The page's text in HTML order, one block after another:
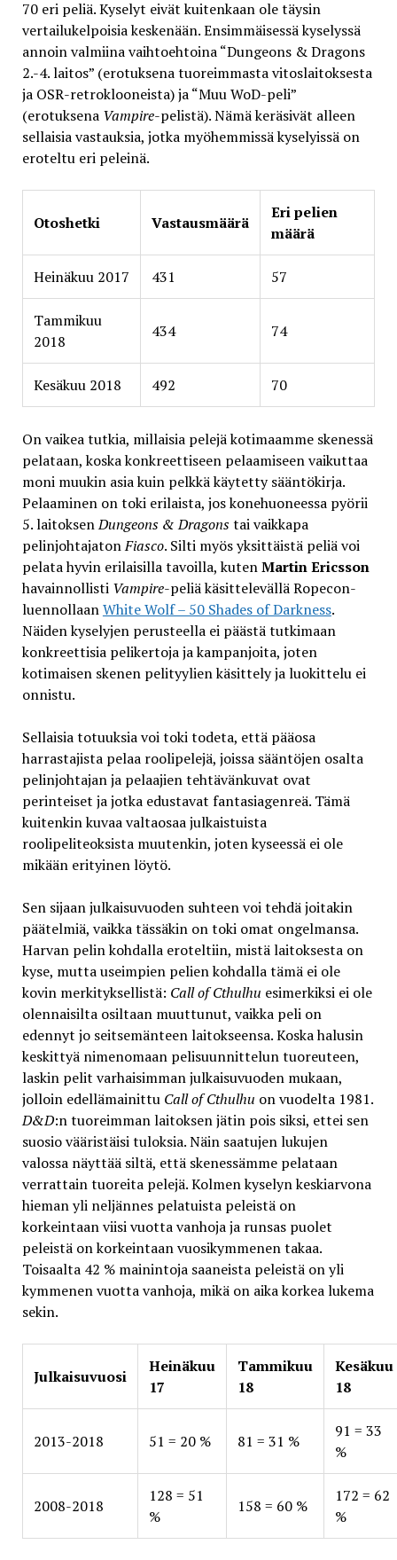
70 eri peliä. Kyselyt eivät kuitenkaan ole täysin
vertailukelpoisia keskenään. Ensimmäisessä kyselyssä
annoin valmiina vaihtoehtoina “Dungeons & Dragons
2.-4. laitos” (erotuksena tuoreimmasta vitoslaitoksesta
ja OSR-retroklooneista) ja “Muu WoD-peli”
(erotuksena Vampire-pelistä). Nämä keräsivät alleen
sellaisia vastauksia, jotka myöhemmissä kyselyissä on
eroteltu eri peleinä.
Otoshetki Vastausmäärä
Eri pelien
määrä
Heinäkuu 2017 431 57
Tammikuu
2018
434 74
Kesäkuu 2018 492 70
On vaikea tutkia, millaisia pelejä kotimaamme skenessä
pelataan, koska konkreettiseen pelaamiseen vaikuttaa
moni muukin asia kuin pelkkä käytetty sääntökirja.
Pelaaminen on toki erilaista, jos konehuoneessa pyörii
5. laitoksenDungeons & Dragonstai vaikkapa
pelinjohtajatonFiasco. Silti myös yksittäistä peliä voi
pelata hyvin erilaisilla tavoilla, kutenMartin Ericsson
havainnollisti Vampire-peliä käsittelevällä Ropecon-
luennollaanWhite Wolf – 50 Shades of Darkness.
Näiden kyselyjen perusteella ei päästä tutkimaan
konkreettisia pelikertoja ja kampanjoita, joten
kotimaisen skenen pelityylien käsittely ja luokittelu ei
onnistu.
Sellaisia totuuksia voi toki todeta, että pääosa
harrastajista pelaa roolipelejä, joissa sääntöjen osalta
pelinjohtajan ja pelaajien tehtävänkuvat ovat
perinteiset ja jotka edustavat fantasiagenreä. Tämä
kuitenkin kuvaa valtaosaa julkaistuista
roolipeliteoksista muutenkin, joten kyseessä ei ole
mikään erityinen löytö.
Sen sijaan julkaisuvuoden suhteen voi tehdä joitakin
päätelmiä, vaikka tässäkin on toki omat ongelmansa.
Harvan pelin kohdalla eroteltiin, mistä laitoksesta on
kyse, mutta useimpien pelien kohdalla tämä ei ole
kovin merkityksellistä: Call of Cthulhu esimerkiksi ei ole
olennaisilta osiltaan muuttunut, vaikka peli on
edennyt jo seitsemänteen laitokseensa. Koska halusin
keskittyä nimenomaan pelisuunnittelun tuoreuteen,
laskin pelit varhaisimman julkaisuvuoden mukaan,
jolloin edellämainittu Call of Cthulhu on vuodelta 1981.
D&D:n tuoreimman laitoksen jätin pois siksi, ettei sen
suosio vääristäisi tuloksia. Näin saatujen lukujen
valossa näyttää siltä, että skenessämme pelataan
verrattain tuoreita pelejä. Kolmen kyselyn keskiarvona
hieman yli neljännes pelatuista peleistä on
korkeintaan viisi vuotta vanhoja ja runsas puolet
peleistä on korkeintaan vuosikymmenen takaa.
Toisaalta 42 % mainintoja saaneista peleistä on yli
kymmenen vuotta vanhoja, mikä on aika korkea lukema
sekin.
Julkaisuvuosi
Heinäkuu
17
Tammikuu
18
Kesäkuu
18
2013-2018 51 = 20 % 81 = 31 %
91 = 33
%
2008-2018
128 = 51
%
158 = 60 %
172 = 62
%